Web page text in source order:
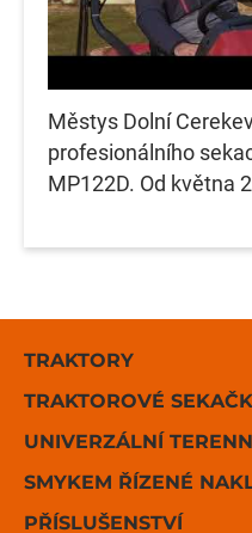
Městys Dolní
profesionálního
MP122D. Od května
TRAKTORY
TRAKTOROVÉ
UNIVERZÁLNÍ
SMYKEM ŘÍZENÉ
PŘÍSLUŠENSTVÍ